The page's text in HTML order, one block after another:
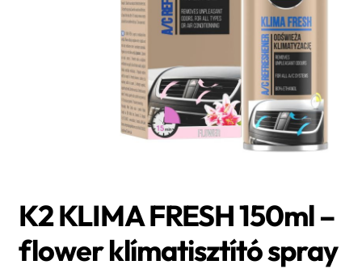
K2 KLIMA FRESH 150ml –
flower klímatisztító spray